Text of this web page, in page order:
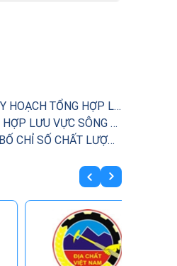
THÔNG TƯ SỐ 04/2020/TT-BTNMT CỦA BỘ TÀI NGUYÊN VÀ MÔI TRƯỜNG : QUY ĐỊNH KỸ THUẬT QUY HOẠCH TỔNG HỢP LƯU VỰC SÔNG LIÊN TỈNH, NGUỒN NƯỚC LIÊN TỈNH
THÔNG TƯ 09/2020/TT-BTNMT BAN HÀNH ĐỊNH MỨC KINH TẾ - KỸ THUẬT LẬP QUY HOẠCH TỔNG HỢP LƯU VỰC SÔNG LIÊN TỈNH, NGUỒN NƯỚC LIÊN TỈNH
QUYẾT ĐỊNH SỐ 1460/QĐ-TCMT VỀ VIỆC BAN HÀNH HƯỚNG DẪN KỸ THUẬT TÍNH TOÁN VÀ CÔNG BỐ CHỈ SỐ CHẤT LƯỢNG NƯỚCVIỆT NAM (VN_WQI)